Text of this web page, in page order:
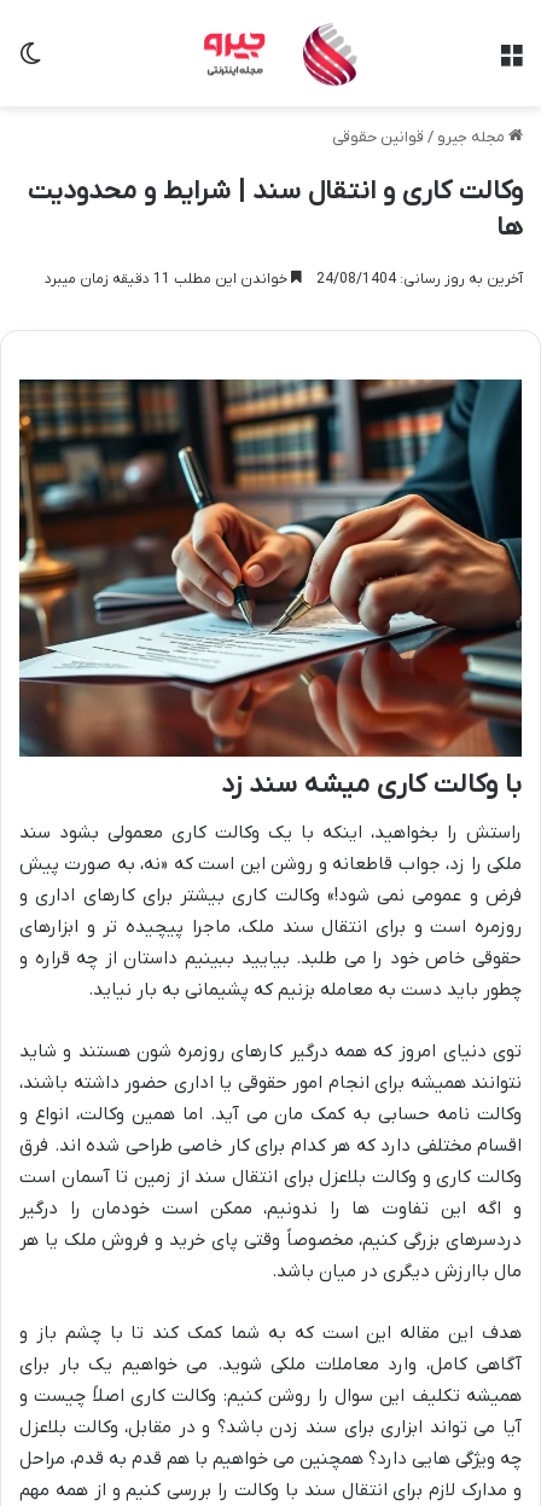
مجله جیرو / قوانین حقوقی
وکالت کاری و انتقال سند | شرایط و محدودیت
ها
آخرین به روز رسانی: 24/08/1404 خواندن این مطلب 11 دقیقه زمان میبرد
با وکالت کاری میشه سند زد
راستش را بخواهید، اینکه با یک وکالت کاری معمولی بشود سند
ملکی را زد، جواب قاطعانه و روشن این است که «نه، به صورت پیش
فرض و عمومی نمی شود!» وکالت کاری بیشتر برای کارهای اداری و
روزمره است و برای انتقال سند ملک، ماجرا پیچیده تر و ابزارهای
حقوقی خاص خود را می طلبد. بیایید ببینیم داستان از چه قراره و
چطور باید دست به معامله بزنیم که پشیمانی به بار نیاید.
توی دنیای امروز که همه درگیر کارهای روزمره شون هستند و شاید
نتوانند همیشه برای انجام امور حقوقی یا اداری حضور داشته باشند،
وکالت نامه حسابی به کمک مان می آید. اما همین وکالت، انواع و
اقسام مختلفی دارد که هر کدام برای کار خاصی طراحی شده اند. فرق
وکالت کاری و وکالت بلاعزل برای انتقال سند از زمین تا آسمان است
و اگه این تفاوت ها را ندونیم، ممکن است خودمان را درگیر
دردسرهای بزرگی کنیم، مخصوصاً وقتی پای خرید و فروش ملک یا هر
مال باارزش دیگری در میان باشد.
هدف این مقاله این است که به شما کمک کند تا با چشم باز و
آگاهی کامل، وارد معاملات ملکی شوید. می خواهیم یک بار برای
همیشه تکلیف این سوال را روشن کنیم: وکالت کاری اصلاً چیست و
آیا می تواند ابزاری برای سند زدن باشد؟ و در مقابل، وکالت بلاعزل
چه ویژگی هایی دارد؟ همچنین می خواهیم با هم قدم به قدم، مراحل
و مدارک لازم برای انتقال سند با وکالت را بررسی کنیم و از همه مهم